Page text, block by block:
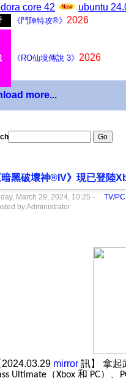
core 42 ubuntu
《鬥陣特攻®》 2026
《RO仙境傳說 3》 2026
more...
暗黑破壞神®IV》現已登陸
March 29, 2024, 10:25 -
TV/PC
by Administrator
2024.03.29 mirror 訊】 拿起
Ultimate （Xbox 和 PC）、